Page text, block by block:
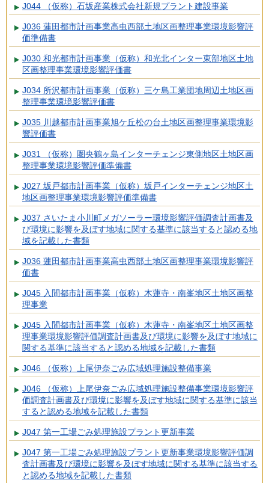
J044 （仮称）石坂産業株式会社新規プラント建設事業
J036 蓮田都市計画事業高虫西部土地区画整理事業環境影響評
価準備書
J030 和光都市計画事業（仮称）和光北インター東部地区土地
区画整理事業環境影響評価書
J034 所沢都市計画事業（仮称）三ケ島工業団地周辺土地区画
整理事業環境影響評価書
J035 川越都市計画事業旭ケ丘松の台土地区画整理事業環境影
響評価書
J031 （仮称）圏央鶴ヶ島インターチェンジ東側地区土地区画
整理事業環境影響評価準備書
J027 坂戸都市計画事業（仮称）坂戸インターチェンジ地区土
地区画整理事業環境影響評価準備書
J037 さいたま小川町メガソーラー環境影響評価調査計画書及
び環境に影響を及ぼす地域に関する基準に該当すると認める地
域を記載した書類
J036 蓮田都市計画事業高虫西部土地区画整理事業環境影響評
価書
J045 入間都市計画事業（仮称）木蓮寺・南峯地区土地区画整
理事業
J045 入間都市計画事業（仮称）木蓮寺・南峯地区土地区画整
理事業環境影響評価調査計画書及び環境に影響を及ぼす地域に
関する基準に該当すると認める地域を記載した書類
J046 （仮称）上尾伊奈ごみ広域処理施設整備事業
J046 （仮称）上尾伊奈ごみ広域処理施設整備事業環境影響評
価調査計画書及び環境に影響を及ぼす地域に関する基準に該当
すると認める地域を記載した書類
J047 第一工場ごみ処理施設プラント更新事業
J047 第一工場ごみ処理施設プラント更新事業環境影響評価調
査計画書及び環境に影響を及ぼす地域に関する基準に該当する
と認める地域を記載した書類